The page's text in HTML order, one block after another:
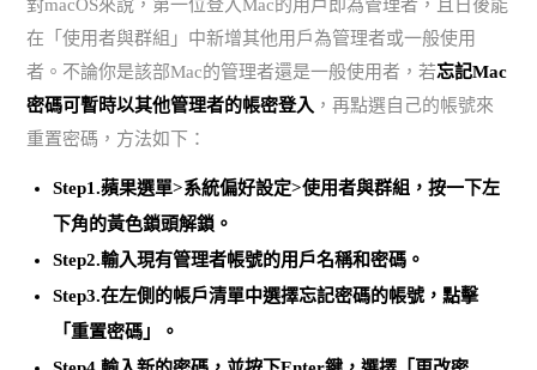
對macOS來說，第一位登入Mac的用戶即為管理者，且日後能
在「使用者與群組」中新增其他用戶為管理者或一般使用
者。不論你是該部Mac的管理者還是一般使用者，若忘記Mac
密碼可暫時以其他管理者的帳密登入 ，再點選自己的帳號來
重置密碼，方法如下：
Step1.蘋果選單>系統偏好設定>使用者與群組，按一下左
下角的黃色鎖頭解鎖 。
Step2.輸入現有管理者帳號的用戶名稱和密碼。
Step3.在左側的帳戶清單中選擇忘記密碼的帳號，點擊
「重置密碼」。